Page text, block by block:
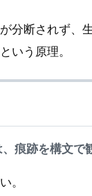
分断されず、
という原理。
痕跡を構文で
。